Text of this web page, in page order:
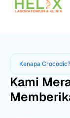
Kenapa Crocodic?
Kami